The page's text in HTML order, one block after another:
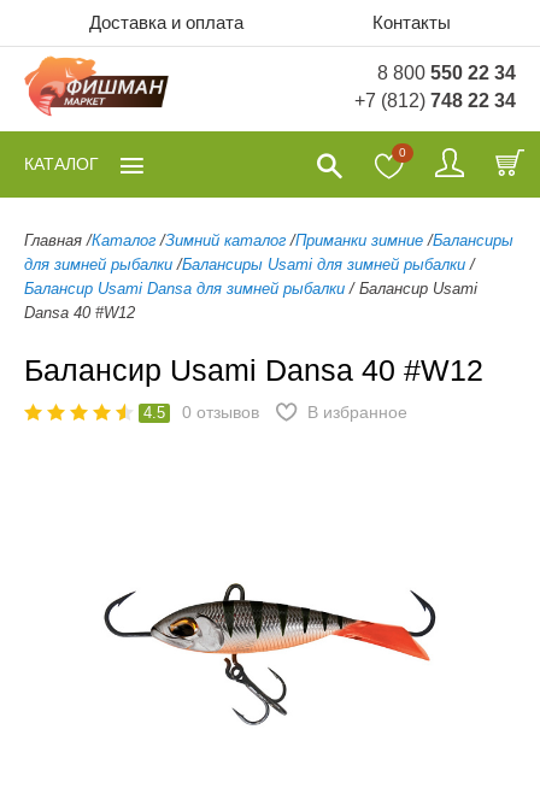
Доставка и оплата Контакты
8 800 550 22 34
+7 (812) 748 22 34
0
КАТАЛОГ
Главная /Каталог /Зимний каталог /Приманки зимние /Балансиры
для зимней рыбалки /Балансиры Usami для зимней рыбалки /
Балансир Usami Dansa для зимней рыбалки / Балансир Usami
Dansa 40 #W12
Балансир Usami Dansa 40 #W12
4.5 0 отзывов В избранное